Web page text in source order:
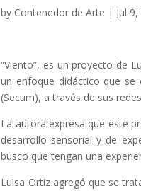
by Contenedor de Arte | Jul
“Viento”, es un proyecto de
un enfoque didáctico que se
(Secum), a través de sus
La autora expresa que este
desarrollo sensorial y de
busco que tengan una
Luisa Ortiz agregó que se